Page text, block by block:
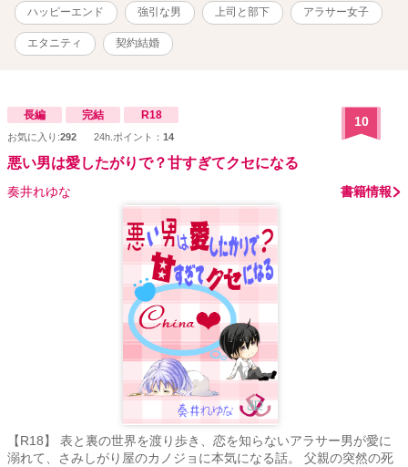
https://www.pixiv.net/users/2362274 --------------------- 執筆期間：
2023/02/02-
ハッピーエンド 強引な男 上司と部下 アラサー女子
エタニティ 契約結婚
長編 完結 R18
お気に入り:292 24h.ポイント： 14
10
悪い男は愛したがりで？甘すぎてクセになる
奏井れゆな 書籍情報
【R18】 表と裏の世界を渡り歩き、恋を知らないアラサー男が愛に
溺れて、さみしがり屋のカノジョに本気になる話。 父親の突然の死